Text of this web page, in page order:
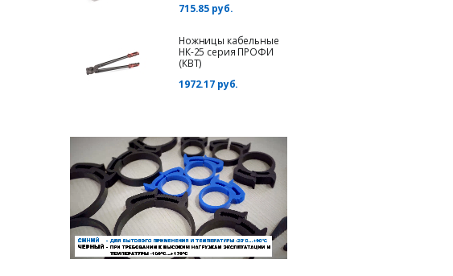
715.85 руб.
Ножницы кабельные
НК-25 серия ПРОФИ
(КВТ)
1972.17 руб.